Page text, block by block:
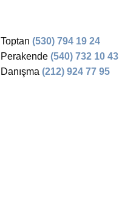
Toptan (530) 794 19 24
Perakende (540) 732 10 43
Danışma (212) 924 77 95